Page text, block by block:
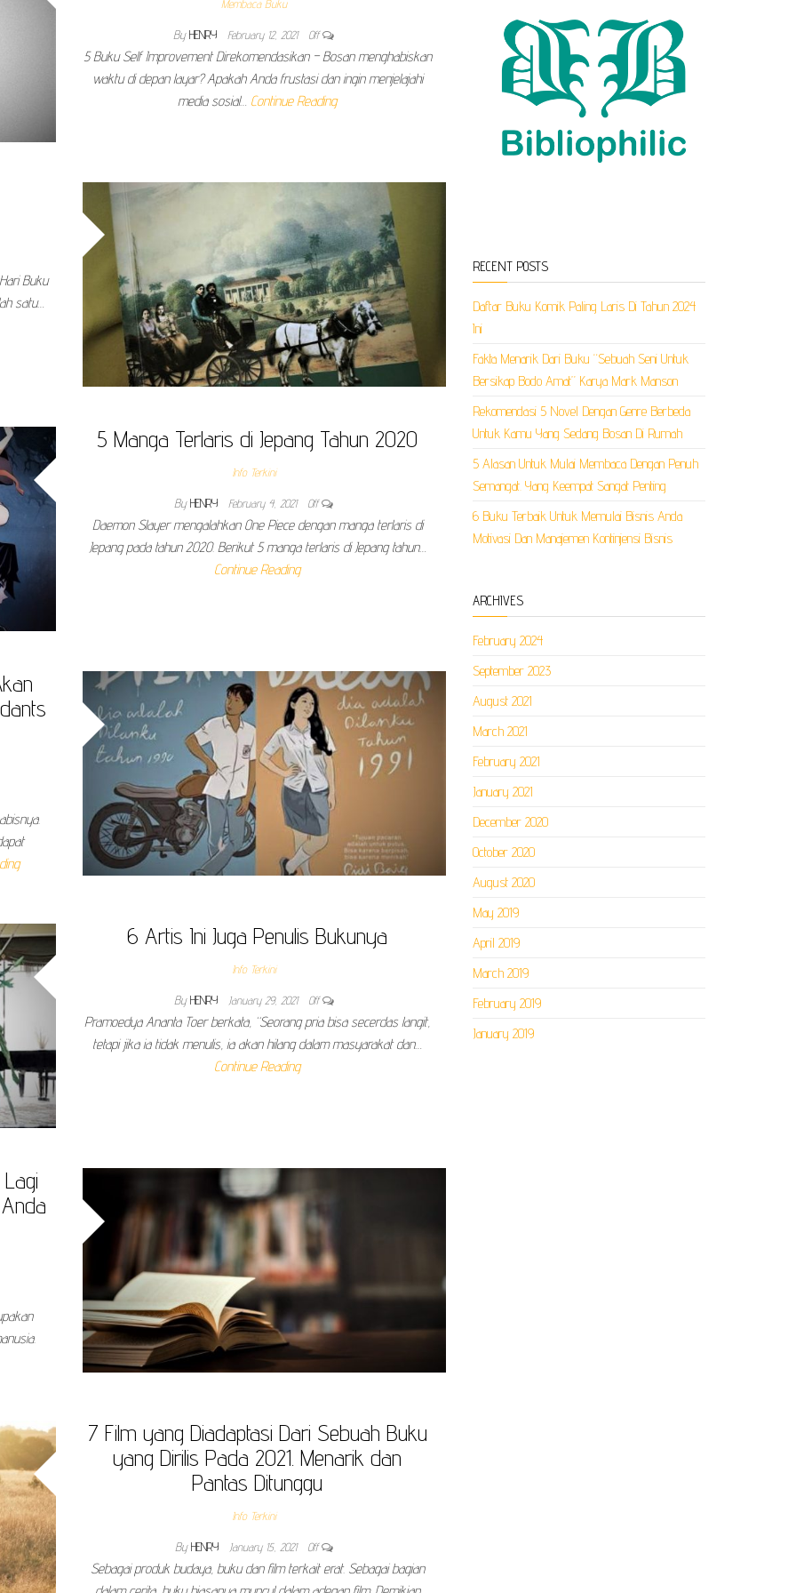
Membaca Buku
By HENRY February 12, 2021 Off
5 Buku Self Improvement Direkomendasikan – Bosan menghabiskan
waktu di depan layar? Apakah Anda frustasi dan ingin menjelajahi
media sosial… Continue Reading
Buku
satu…
5 Manga Terlaris di Jepang Tahun 2020
Info Terkini
By HENRY February 4, 2021 Off
Daemon Slayer mengalahkan One Piece dengan manga terlaris di
Jepang pada tahun 2020. Berikut 5 manga terlaris di Jepang tahun…
Continue Reading
6 Artis Ini Juga Penulis Bukunya
Info Terkini
By HENRY January 29, 2021 Off
Pramoedya Ananta Toer berkata, “Seorang pria bisa secerdas langit,
tetapi jika ia tidak menulis, ia akan hilang dalam masyarakat dan…
Continue Reading
7 Film yang Diadaptasi Dari Sebuah Buku
yang Dirilis Pada 2021. Menarik dan
Pantas Ditunggu
Info Terkini
By HENRY January 15, 2021 Off
Sebagai produk budaya, buku dan film terkait erat. Sebagai bagian
RECENT POSTS
Daftar Buku Komik Paling Laris Di Tahun 2024
Ini
Fakta Menarik Dari Buku “Sebuah Seni Untuk
Bersikap Bodo Amat” Karya Mark Manson
Rekomendasi 5 Novel Dengan Genre Berbeda
Untuk Kamu Yang Sedang Bosan Di Rumah
5 Alasan Untuk Mulai Membaca Dengan Penuh
Semangat. Yang Keempat Sangat Penting
6 Buku Terbaik Untuk Memulai Bisnis Anda
Motivasi Dan Manajemen Kontinjensi Bisnis
ARCHIVES
February 2024
September 2023
August 2021
March 2021
February 2021
January 2021
December 2020
October 2020
August 2020
May 2019
April 2019
March 2019
February 2019
January 2019